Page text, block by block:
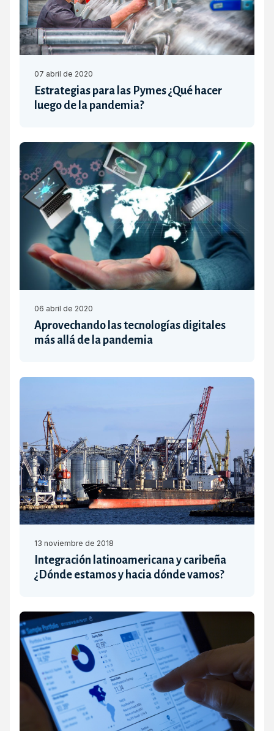
07 abril de 2020
Estrategias para las Pymes ¿Qué hacer
luego de la pandemia?
06 abril de 2020
Aprovechando las tecnologías digitales
más allá de la pandemia
13 noviembre de 2018
Integración latinoamericana y caribeña
¿Dónde estamos y hacia dónde vamos?